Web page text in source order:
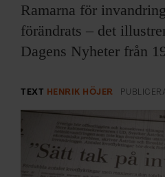
LYSSNA/PODD
EVENEMANG &
SHOP
KONTAKTA F&F
SKRIV I F&F
Ramarna för
förändrats – det
Dagens Nyheter från
TEXT HENRIK HÖJER